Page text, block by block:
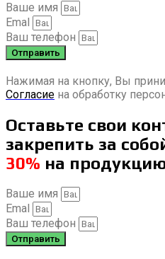
Ваше имя
Emal
Ваш телефон
Отправить
Нажимая на кнопку, Вы
Согласие на обработку
Оставьте свои
закрепить за
30% на
Ваше имя
Emal
Ваш телефон
Отправить